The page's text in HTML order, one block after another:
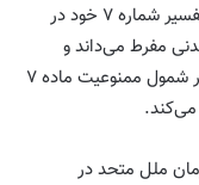
میثاق بین‌المللی حقوق‌مدنی و سیاسی نیز در تفسیر شماره ٧ خود در
مجازات بدنی مفرط می‌داند و
مجددا در سال ١٩٩٢ در تفسیر شماره ٢٠ خود بر شمول ممنوعیت ماده ٧
می‌کند.
عمومی سازمان ملل متحد در